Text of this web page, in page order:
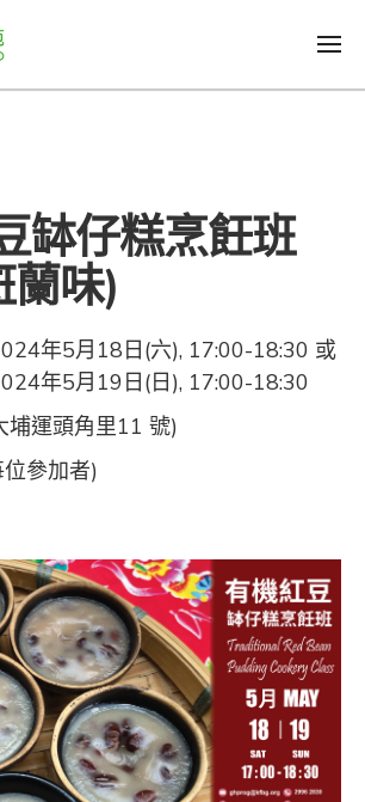
缽仔糕烹飪班
蘭味)
年5月18日(六), 17:00-18:30 或
年5月19日(日), 17:00-18:30
埔運頭角里11 號)
參加者)